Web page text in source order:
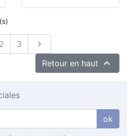
2 3 Suivant

Retour en haut 
ok